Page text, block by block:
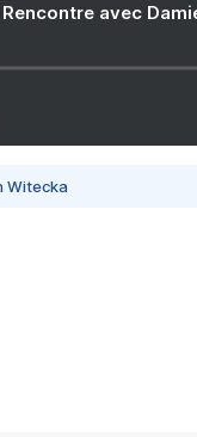
avec
Witecka